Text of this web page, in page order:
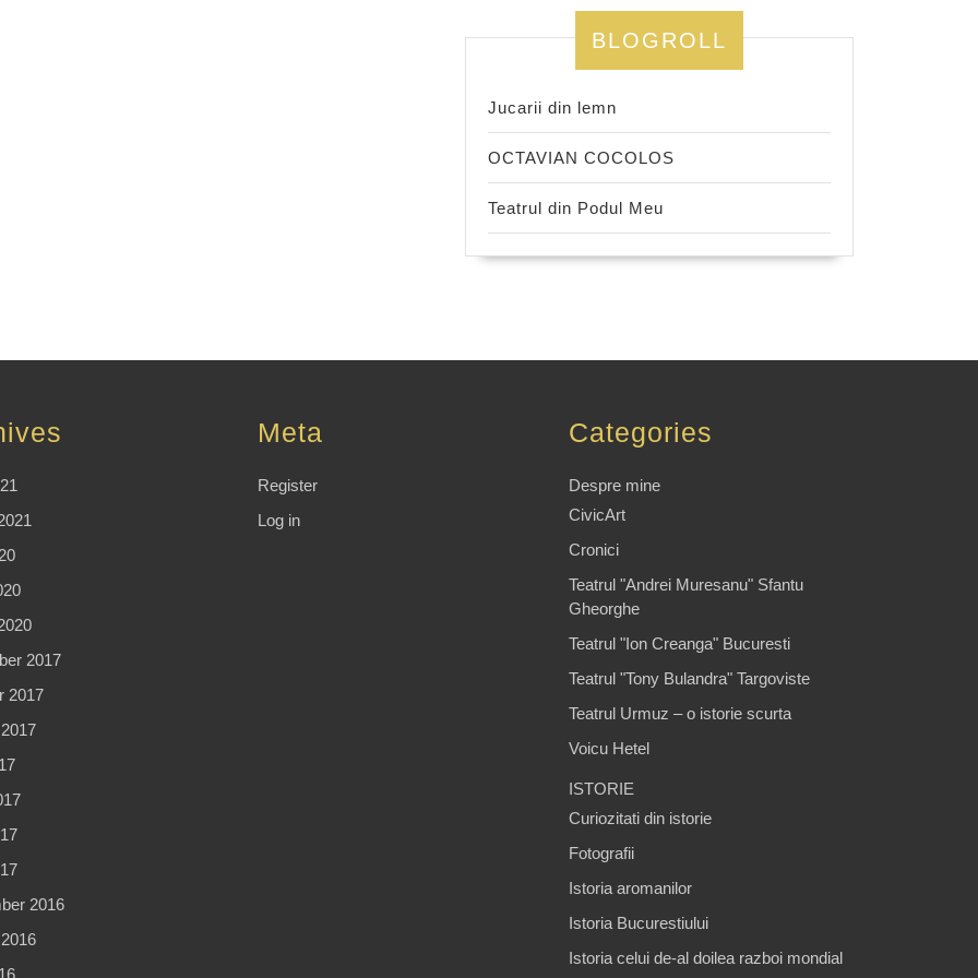
BLOGROLL
Jucarii din lemn
OCTAVIAN COCOLOS
Teatrul din Podul Meu
2017
2017
2016
Meta
Register
Log in
Categories
Despre mine
CivicArt
Cronici
Teatrul "Andrei Muresanu" Sfantu
Gheorghe
Teatrul "Ion Creanga" Bucuresti
Teatrul "Tony Bulandra" Targoviste
Teatrul Urmuz – o istorie scurta
Voicu Hetel
ISTORIE
Curiozitati din istorie
Fotografii
Istoria aromanilor
Istoria Bucurestiului
Istoria celui de-al doilea razboi mondial